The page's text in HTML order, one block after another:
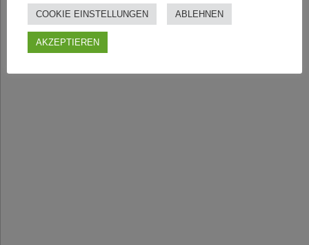
COOKIE EINSTELLUNGEN ABLEHNEN
AKZEPTIEREN